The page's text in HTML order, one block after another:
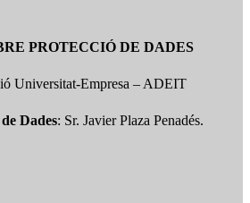
PROTECCIÓ DE DADES
Universitat-Empresa – ADEIT
Dades: Sr. Javier Plaza Penadés.